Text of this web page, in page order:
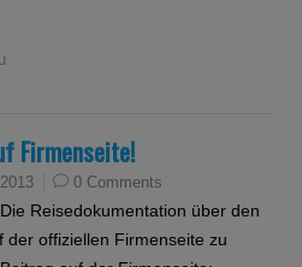
Firmenseite!
0 Comments
Reisedokumentation über den
offiziellen Firmenseite zu